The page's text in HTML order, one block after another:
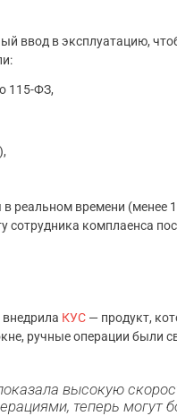
ввод в эксплуатацию,
115-ФЗ,
в реальном времени
сотрудника комплаенса
КУС— продукт,
ручные операции были
высокую
теперь могут